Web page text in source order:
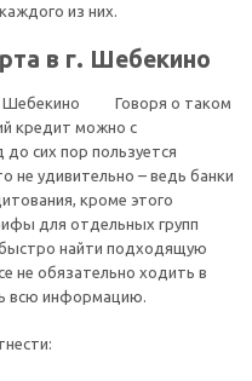
из них.
в г. Шебекино
Говоря о таком
кредит можно с
сих пор пользуется
не удивительно – ведь банки
кроме этого
для отдельных групп
быстро найти подходящую
не обязательно ходить в
всю информацию.